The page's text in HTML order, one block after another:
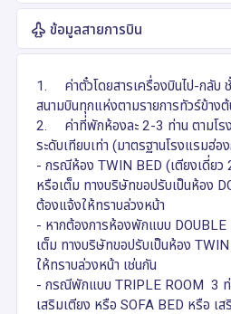
ข้อมูลสายการบิน
1.
ค่าตั๋วโดยสารเครื่องบินไป-กลั
สนามบินทุกแห่งตามรายการทัวร์ข้างต้
2.
ค่าที่พักห้องละ 2-3 ท่าน ตามโร
ระดับเทียบเท่า (มาตรฐานโรงแรมฮ่อ
- กรณีห้อง TWIN BED (เตียงเดี่ยว
หรือเต็ม ทางบริษัทขอปรับเป็นห้อง
ต้องแจ้งให้ทราบล่วงหน้า
- หากต้องการห้องพักแบบ DOUBLE
เต็ม ทางบริษัทขอปรับเป็นห้อง
ให้ทราบล่วงหน้า เช่นกัน
- กรณีพักแบบ TRIPLE ROOM 3 ท่
เสริมเตียง หรือ SOFA BED หรือ เ